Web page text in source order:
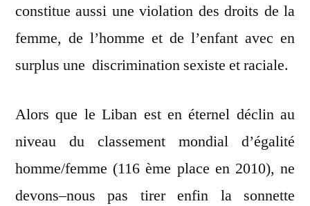
constitue aussi une violation des droits de la
femme, de l’homme et de l’enfant avec en
surplus une discrimination sexiste et raciale.
Alors que le Liban est en éternel déclin au
niveau du classement mondial d’égalité
homme/femme (116 ème place en 2010), ne
devons–nous pas tirer enfin la sonnette